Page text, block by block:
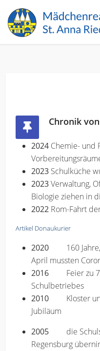
Chronik
2024 Chemie- und
2023 Schulküche
2023Verwaltung,
Biologie ziehen in
2022 Rom-Fahrt
Artikel Donaukurier
2020
160
April mussten
2016 Feier zu
Schulbetriebes
2010 Kloster
Jubiläum
2005 die
Regensburg